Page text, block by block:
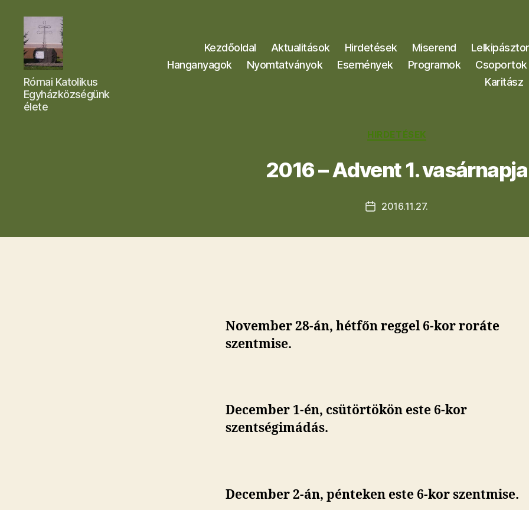
Letkési
Egyházközség
Római Katolikus
Egyházközségünk
élete
Kezdőoldal Aktualitások Hirdetések Miserend
Hanganyagok
Nyomtatványok Események Programok Csoportok
Karitász
Kategóriák
HIRDETÉSEK
2016 – Advent 1. vasárnapja
Bejegyzés
2016.11.27.
November 28-án, hétfőn reggel 6-kor roráte
szentmise.
December 1-én, csütörtökön este 6-kor
szentségimádás.
December 2-án, pénteken este 6-kor szentmise.